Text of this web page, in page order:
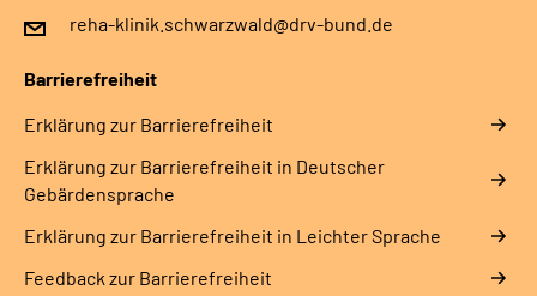
reha-klinik.schwarzwald@drv-bund.de
Barrierefreiheit
Erklärung zur Barrierefreiheit
Erklärung zur Barrierefreiheit in Deutscher
Gebärdensprache
Erklärung zur Barrierefreiheit in Leichter Sprache
Feedback zur Barrierefreiheit